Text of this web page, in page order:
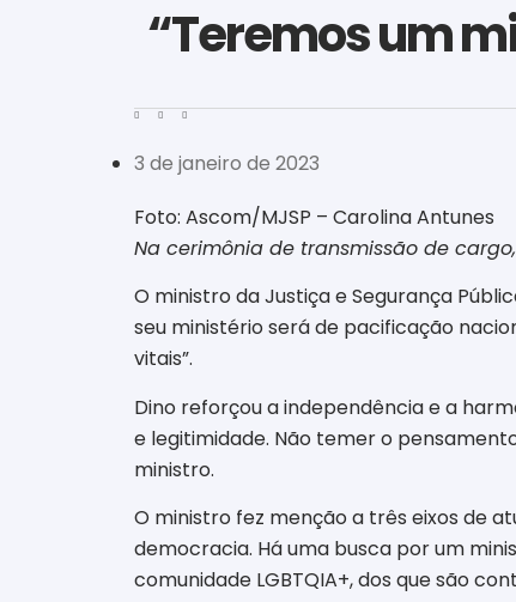
“Teremos um
3 de janeiro de 2023
Foto: Ascom/MJSP – Carolina Antunes
Na cerimônia de transmissão de
O ministro da Justiça e Segurança
seu ministério será de pacificação
vitais”.
Dino reforçou a independência e a
e legitimidade. Não temer o
ministro.
O ministro fez menção a três eixos de
democracia. Há uma busca por um
comunidade LGBTQIA+, dos que são